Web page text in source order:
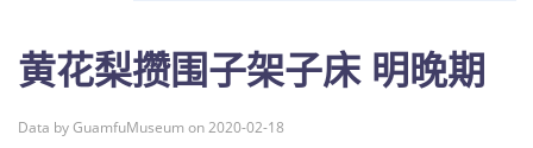
黄花梨攒围子架子床 明晚期
Data by GuamfuMuseum on 2020-02-18